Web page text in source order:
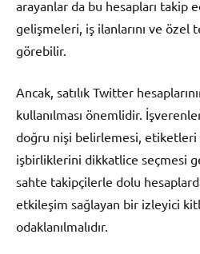
arayanlar da bu hesapları takip
gelişmeleri, iş ilanlarını ve özel
görebilir.
Ancak, satılık Twitter
kullanılması önemlidir.
doğru nişi belirlemesi, etiketleri
işbirliklerini dikkatlice seçmesi
sahte takipçilerle dolu
etkileşim sağlayan bir izleyici
odaklanılmalıdır.